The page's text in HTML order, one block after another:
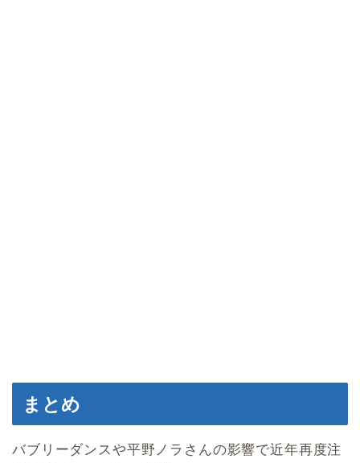
まとめ
バブリーダンスや平野ノラさんの影響で近年再度注